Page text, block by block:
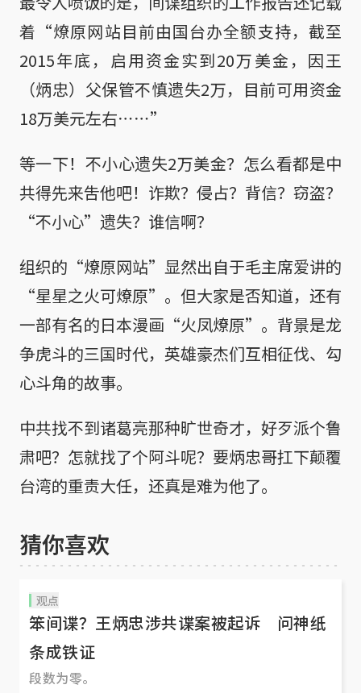
着“燎原网站目前由国台办全额支持，截至
2015年底，启用资金实到20万美金，因王
（炳忠）父保管不慎遗失2万，目前可用资金
18万美元左右⋯⋯”
等一下！不小心遗失2万美金？怎么看都是中
共得先来吿他吧！诈欺？侵占？背信？窃盗？
“不小心”遗失？谁信啊？
组织的“燎原网站”显然出自于毛主席爱讲的
“星星之火可燎原”。但大家是否知道，还有
一部有名的日本漫画“火凤燎原”。背景是龙
争虎斗的三国时代，英雄豪杰们互相征伐、勾
心斗角的故事。
中共找不到诸葛亮那种旷世奇才，好歹派个鲁
肃吧？怎就找了个阿斗呢？要炳忠哥扛下颠覆
台湾的重责大任，还真是难为他了。
猜你喜欢
观点
笨间谍？王炳忠涉共谍案被起诉 问神纸
条成铁证
段数为零。